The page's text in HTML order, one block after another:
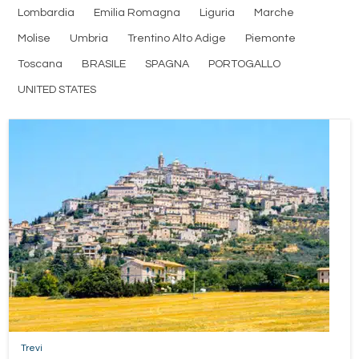
Lombardia Emilia Romagna Liguria Marche
Molise Umbria Trentino Alto Adige Piemonte
Toscana BRASILE SPAGNA PORTOGALLO
UNITED STATES
Trevi